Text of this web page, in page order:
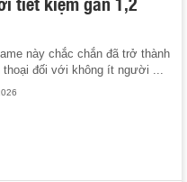
này chắc chắn đã trở thành
thoại đối với không ít người ...